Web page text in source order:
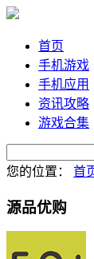
首页
手机游戏
手机应用
资讯攻略
游戏合集
您的位置： 首
源品优购